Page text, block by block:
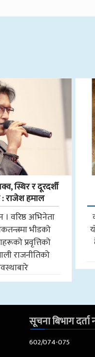
स्थिर र दूरदर्शी
राजेश हमाल
वरिष्ठ अभिनेता
भीडको
प्रवृत्तिको
राजनीतिको
सूचना बिभाग दर्ता
602/074-075